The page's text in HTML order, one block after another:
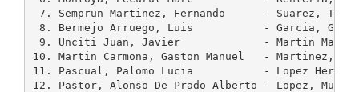
7. Semprun Martinez, Fernando      - Suarez,
8. Bermejo Arruego, Luis           - Garcia,
9. Unciti Juan, Javier             - Martin
10. Martin Carmona, Gaston Manuel   - Martinez,
11. Pascual, Palomo Lucia           - Lopez
12. Pastor, Alonso De Prado Alberto - Lopez,